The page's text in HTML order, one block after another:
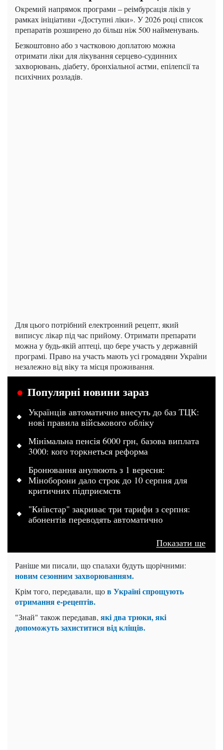
Окремий напрямок програми – реімбурсація ліків у
рамках ініціативи «Доступні ліки». У 2026 році список
препаратів розширено до більш ніж 500 найменувань.
Безкоштовно або з частковою доплатою можна
отримати ліки для лікування серцево-судинних
захворювань, діабету, бронхіальної астми, епілепсії та
психічних розладів.
Для цього потрібний електронний рецепт, який
виписує лікар під час прийому. Отримати препарати
можна у будь-якій аптеці, що бере участь у державній
програмі. Право на участь мають усі громадяни України
незалежно від віку та місця проживання.
Популярні новини зараз
Українців автоматично внесуть до баз ТЦК:
нові правила військового обліку
Мінімальна пенсія 6000 грн, базова виплата
3000: кого торкнеться реформа
Бронювання анулюють з 1 вересня:
Міноборони дало строк до 10 серпня для
критичних підприємств
"Київстар" закриває три тарифи з серпня:
абонентів переводять автоматично
Показати ще
Раніше ми писали, що спалахи будуть щорічними:
новим сезонним захворюванням.
Крім того, передавали, щов Україні спрощують
отримання е-рецептів.
"Знай" також передавав, які два трюки, які
допоможуть захиститися від кліщів.